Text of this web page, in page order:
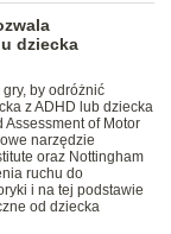
dziecka
by odróżnić
z ADHD lub dziecka
Assessment of Motor
narzędzie
oraz Nottingham
ruchu do
i na tej podstawie
od dziecka